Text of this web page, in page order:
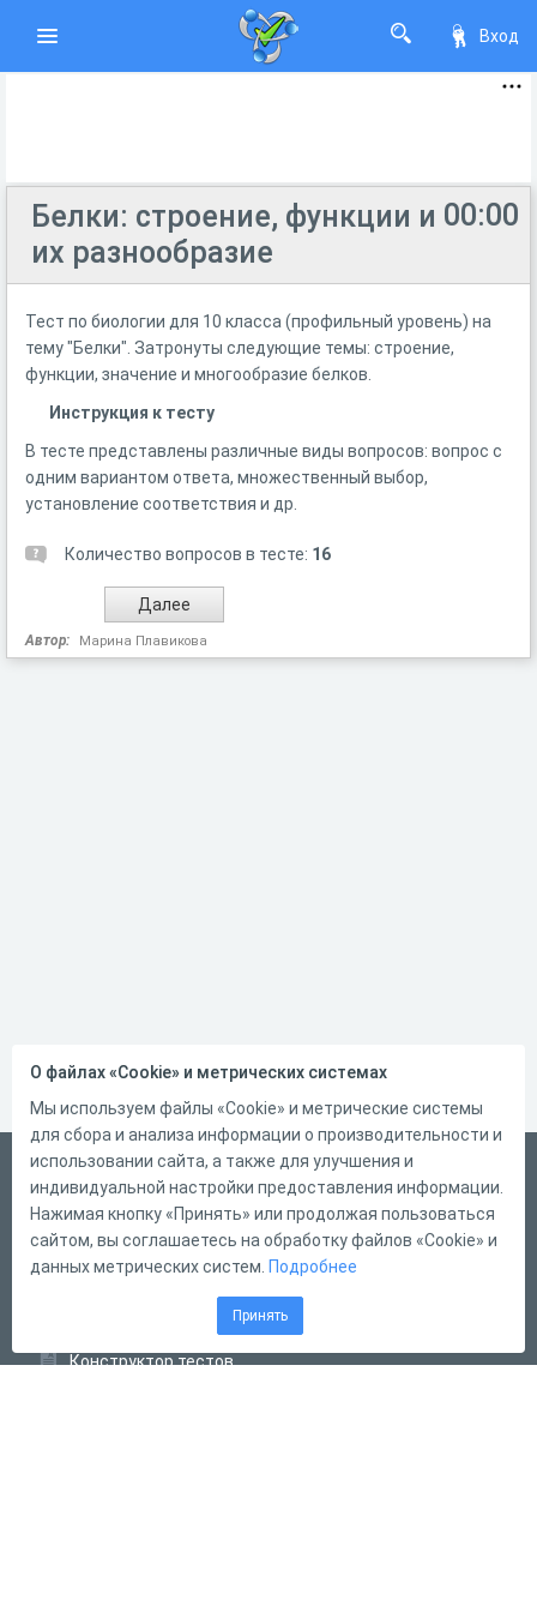
Вход
00:00
Белки: строение, функции и
их разнообразие
Тест по биологии для 10 класса (профильный уровень) на
тему "Белки". Затронуты следующие темы: строение,
функции, значение и многообразие белков.
Инструкция к тесту
В тесте представлены различные виды вопросов: вопрос с
одним вариантом ответа, множественный выбор,
установление соответствия и др.
Количество вопросов в тесте: 16
Автор: Марина Плавикова
Русский
Справка
Форма обратной связи
Конструктор тестов
О файлах «Cookie» и метрических системах
Мы используем файлы «Cookie» и метрические системы
для сбора и анализа информации о производительности и
использовании сайта, а также для улучшения и
индивидуальной настройки предоставления информации.
Нажимая кнопку «Принять» или продолжая пользоваться
сайтом, вы соглашаетесь на обработку файлов «Cookie» и
данных метрических систем. Подробнее
Принять